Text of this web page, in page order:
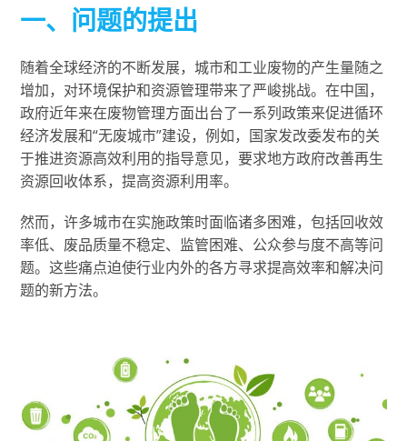
一、问题的提出
随着全球经济的不断发展，城市和工业废物的产生量随之
增加，对环境保护和资源管理带来了严峻挑战。在中国，
政府近年来在废物管理方面出台了一系列政策来促进循环
经济发展和“无废城市”建设，例如，国家发改委发布的关
于推进资源高效利用的指导意见，要求地方政府改善再生
资源回收体系，提高资源利用率。
然而，许多城市在实施政策时面临诸多困难，包括回收效
率低、废品质量不稳定、监管困难、公众参与度不高等问
题。这些痛点迫使行业内外的各方寻求提高效率和解决问
题的新方法。